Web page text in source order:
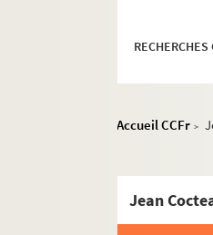
RECHERCHES
Accueil CCFr >
Jean
Guillaume